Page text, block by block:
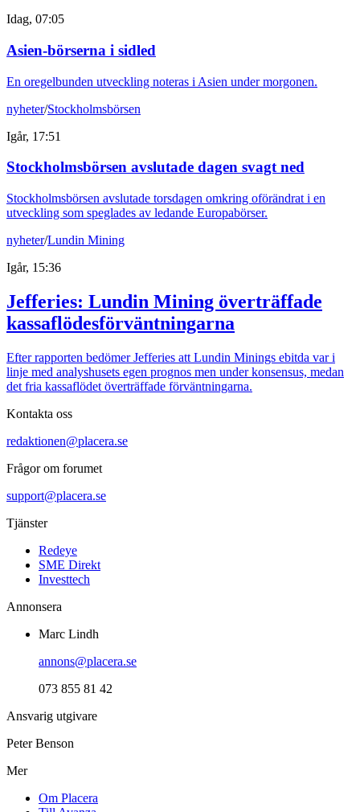
Idag, 07:05
Asien-börserna i sidled
En oregelbunden utveckling noteras i Asien under morgonen.
nyheter/Stockholmsbörsen
Igår, 17:51
Stockholmsbörsen avslutade dagen svagt ned
Stockholmsbörsen avslutade torsdagen omkring oförändrat i en
utveckling som speglades av ledande Europabörser.
nyheter/Lundin Mining
Igår, 15:36
Jefferies: Lundin Mining överträffade
kassaflödesförväntningarna
Efter rapporten bedömer Jefferies att Lundin Minings ebitda var i
linje med analyshusets egen prognos men under konsensus, medan
det fria kassaflödet överträffade förväntningarna.
Kontakta oss
redaktionen@placera.se
Frågor om forumet
support@placera.se
Tjänster
Redeye
SME Direkt
Investtech
Annonsera
Marc Lindh
annons@placera.se
073 855 81 42
Ansvarig utgivare
Peter Benson
Mer
Om Placera